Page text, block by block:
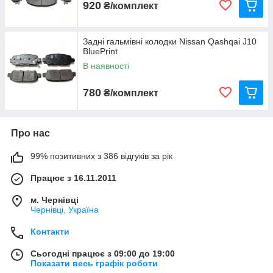
920 ₴/комплект
Задні гальмівні колодки Nissan Qashqai J10
BluePrint
В наявності
780 ₴/комплект
Про нас
99% позитивних з 386 відгуків за рік
Працює з 16.11.2011
м. Чернівці
Чернівці, Україна
Контакти
Сьогодні працює з 09:00 до 19:00
Показати весь графік роботи